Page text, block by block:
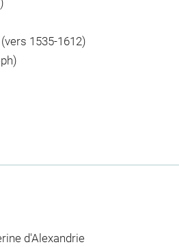
(vers 1535-1612)
d'Alexandrie